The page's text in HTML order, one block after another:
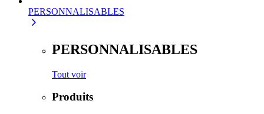
PERSONNALISABLES
PERSONNALISABLES
Tout voir
Produits